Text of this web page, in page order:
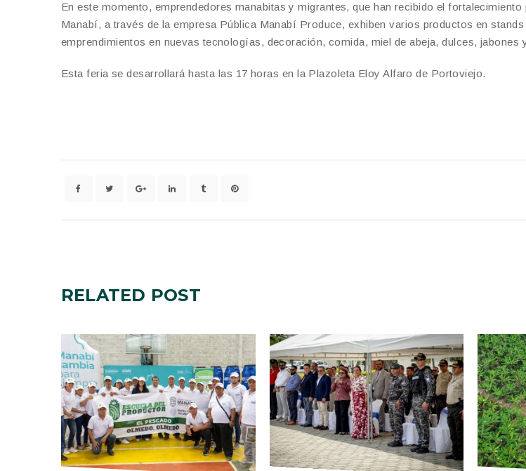
En este momento, emprendedores manabitas y migrantes, que han recibido el
Manabí, a través de la empresa Pública Manabí Produce, exhiben varios productos en
emprendimientos en nuevas tecnologías, decoración, comida, miel de abeja, dulces, jabones
Esta feria se desarrollará hasta las 17 horas en la Plazoleta Eloy Alfaro de Portoviejo.
RELATED POST